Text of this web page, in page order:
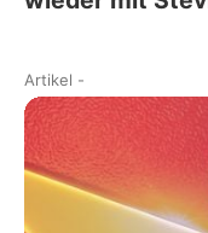
Artikel -